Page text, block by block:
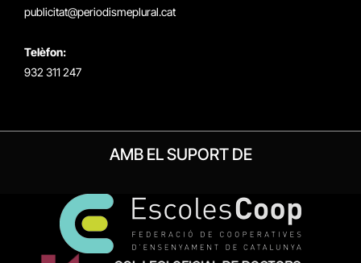
publicitat@periodismeplural.cat
Telèfon:
932 311 247
AMB EL SUPORT DE